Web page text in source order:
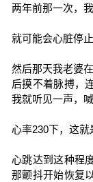
两年前那一次，
就可能会心脏停
然后那天我老婆
后摸不着脉搏，
我就听见一声，喊
心率230下，这就
心跳达到这种程
那颤抖开始恢复